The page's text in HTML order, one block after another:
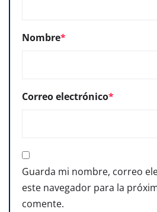
Nombre*
Correo electrónico*
Guarda mi nombre, correo
este navegador para la
comente.